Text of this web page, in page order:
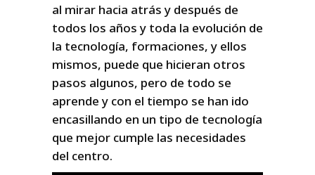
al mirar hacia atrás y después de
todos los años y toda la evolución de
la tecnología, formaciones, y ellos
mismos, puede que hicieran otros
pasos algunos, pero de todo se
aprende y con el tiempo se han ido
encasillando en un tipo de tecnología
que mejor cumple las necesidades
del centro.